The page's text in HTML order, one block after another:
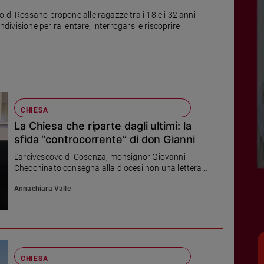
di Rossano propone alle ragazze tra i 18 e i 32 anni
per rallentare, interrogarsi e riscoprire
CHIESA
La Chiesa che riparte dagli ultimi: la
sfida “controcorrente” di don Gianni
L’arcivescovo di Cosenza, monsignor Giovanni
Checchinato consegna alla diocesi non una lettera
sentendoci anche noi «poveri, prigionieri, ciechi e
Annachiara Valle
CHIESA